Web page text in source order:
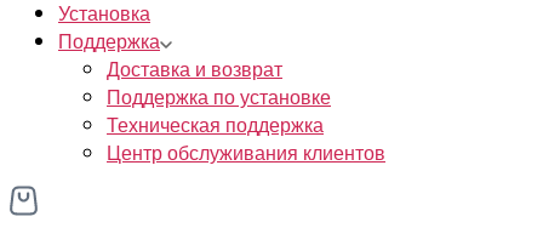
Установка
Поддержка
Доставка и возврат
Поддержка по установке
Техническая поддержка
Центр обслуживания клиентов